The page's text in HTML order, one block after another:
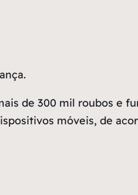
de 300 mil roubos e
móveis, de